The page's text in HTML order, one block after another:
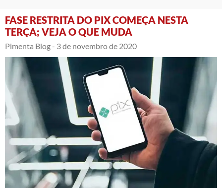
FASE RESTRITA DO PIX COMEÇA NESTA
TERÇA; VEJA O QUE MUDA
Pimenta Blog - 3 de novembro de 2020